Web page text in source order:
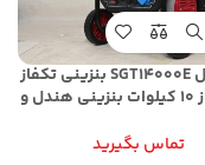
SKN مدل SGT14000E بنزینی تکفاز
و سه فاز 10 کیلوات بنزینی هندل و
تماس بگیرید